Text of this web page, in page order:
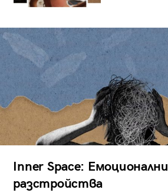
Inner Space: Емоционални
разстройства